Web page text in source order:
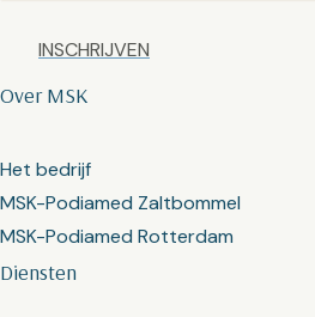
Diensten
Over MSK
Het bedrijf
MSK-Podiamed Zaltbommel
MSK-Podiamed Rotterdam
Captcha